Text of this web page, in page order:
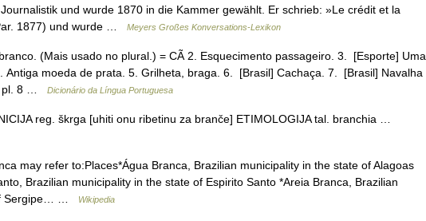
und wurde 1870 in die Kammer gewählt. Er schrieb: »Le crédit et la
1877) und wurde …
Meyers Großes Konversations-Lexikon
(Mais usado no plural.) = CÃ 2. Esquecimento passageiro. 3. [Esporte] Uma
Antiga moeda de prata. 5. Grilheta, braga. 6. [Brasil] Cachaça. 7. [Brasil] Navalha
pl. 8 …
Dicionário da Língua Portuguesa
reg. škrga [uhiti onu ribetinu za branče] ETIMOLOGIJA tal. branchia …
may refer to:Places*Água Branca, Brazilian municipality in the state of Alagoas
Brazilian municipality in the state of Espirito Santo *Areia Branca, Brazilian
Sergipe… …
Wikipedia